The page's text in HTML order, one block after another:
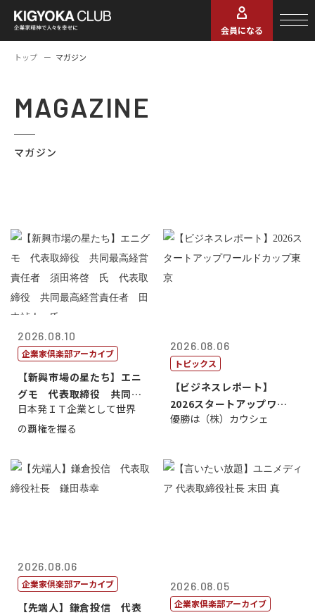
会員になる
トップ マガジン
MAGAZINE
マガジン
2026.08.10
企業家倶楽部アーカイブ
【新興市場の星たち】エニ
グモ 代表取締役 共同最
高経営責任者...
日本発ＩＴ企業として世界
の覇権を握る
2026.08.06
トピックス
【ビジネスレポート】
2026スタートアップワー
ルドカップ東京
優勝は（株）カウシェ
2026.08.06
企業家倶楽部アーカイブ
【先端人】鎌倉投信 代表
2026.08.05
企業家倶楽部アーカイブ